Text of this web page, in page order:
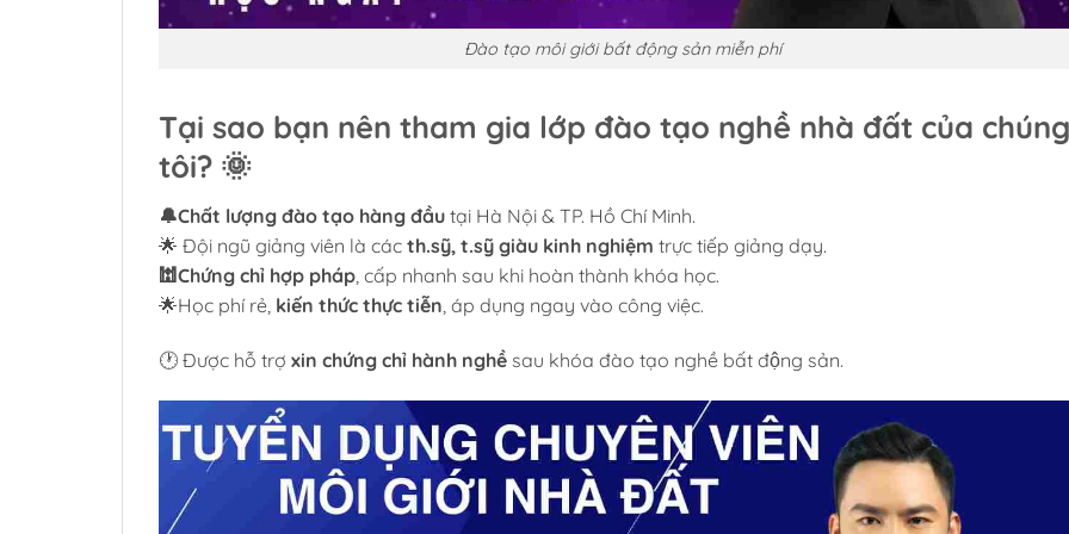
Đào tạo môi giới bất động sản miễn phí
Tại sao bạn nên tham gia lớp đào tạo nghề nhà đất của chúng
tôi? 🌞
🔔Chất lượng đào tạo hàng đầu tại Hà Nội & TP. Hồ Chí Minh.
🌟 Đội ngũ giảng viên là các th.sỹ, t.sỹ giàu kinh nghiệm trực tiếp giảng dạy.
🕍Chứng chỉ hợp pháp, cấp nhanh sau khi hoàn thành khóa học.
🌟Học phí rẻ, kiến thức thực tiễn, áp dụng ngay vào công việc.
🕐 Được hỗ trợ xin chứng chỉ hành nghề sau khóa đào tạo nghề bất động sản.